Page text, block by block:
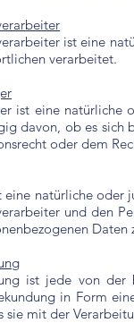
ist eine
verarbeitet.
ist eine natürliche
davon, ob es sich
oder dem
eine natürliche oder
und den
Daten
ist jede von der
in Form
sie mit der